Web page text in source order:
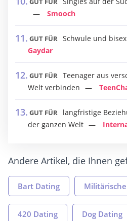
Smooch
GUT FÜR Schwule und
Gaydar
GUT FÜR Teenager aus
Welt verbinden
GUT FÜR
langfristige
der ganzen Welt
Andere Artikel, die Ihnen
Bart Dating
420 Dating Dog Dating